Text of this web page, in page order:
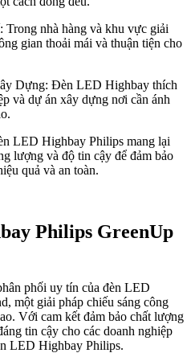
nhà hàng và khu vực giải
gian thoải mái và thuận tiện cho
Dựng: Đèn LED Highbay thích
và dự án xây dựng nơi cần ánh
LED Highbay Philips mang lại
lượng và độ tin cậy để đảm bảo
quả và an toàn.
Philips GreenUp
phối uy tín của đèn LED
một giải pháp chiếu sáng công
Với cam kết đảm bảo chất lượng
tin cậy cho các doanh nghiệp
LED Highbay Philips.